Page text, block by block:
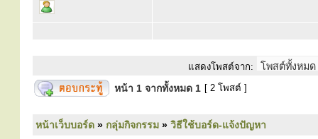
แสดงโพสต์จาก:
หน้า 1 จากทั้งหมด 1 [ 2 โพสต์ ]
หน้าเว็บบอร์ด » กลุ่มกิจกรรม » วิธีใช้บอร์ด-แจ้งปัญหา